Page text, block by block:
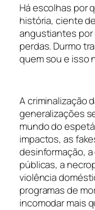
Há escolhas por
história, ciente
angustiantes por
perdas. Durmo
quem sou e isso
A criminalização
generalizações
mundo do
impactos, as
desinformação,
públicas, a
violência
programas de
incomodar mais